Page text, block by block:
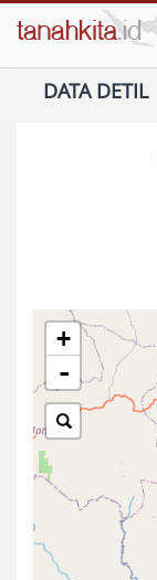
DATA DETIL
+
-